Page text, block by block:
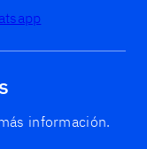
información.